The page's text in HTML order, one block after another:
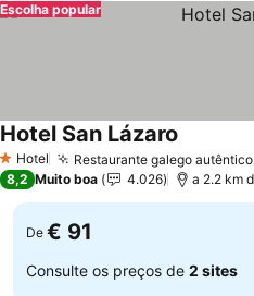
Escolha popular
1 Estrelas
Hotel Restaurante galego autêntico
Hotel San Lázaro
8,2 Muito boa 4.026
De € 91
Consulte os preços de 2 sites